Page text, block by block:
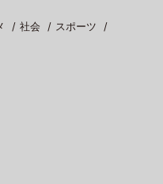
社会
スポーツ